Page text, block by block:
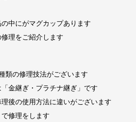
中にがマグカップあります
理をご紹介します
類の修理技法がございます
「金継ぎ・プラチナ継ぎ」です
後の使用方法に違いがございます
修理をします